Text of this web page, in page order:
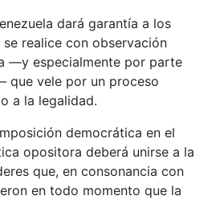
dará garantía a los
realice con observación
—y especialmente por parte
que vele por un proceso
a la legalidad.
democrática en el
opositora deberá unirse a la
que, en consonancia con
en todo momento que la